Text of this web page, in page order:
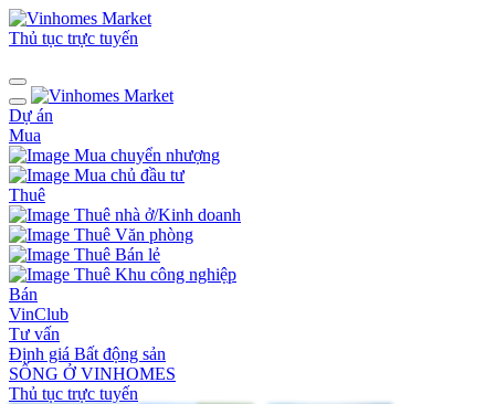
Thủ tục trực tuyến
Dự án
Mua
Mua chuyển nhượng
Mua chủ đầu tư
Thuê
Thuê nhà ở/Kinh doanh
Thuê Văn phòng
Thuê Bán lẻ
Thuê Khu công nghiệp
Bán
VinClub
Tư vấn
Định giá Bất động sản
SỐNG Ở VINHOMES
Thủ tục trực tuyến